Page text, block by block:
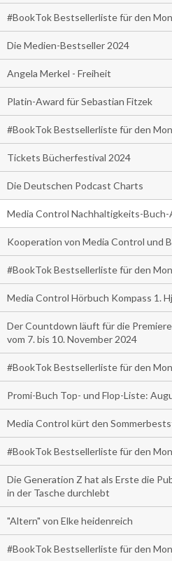
#BookTok Bestsellerliste für den
Die Medien-Bestseller 2024
Angela Merkel - Freiheit
Platin-Award für Sebastian Fitzek
#BookTok Bestsellerliste für den
Tickets Bücherfestival 2024
Die Deutschen Podcast Charts
Media Control Nachhaltigkeits-
Kooperation von Media Control und
#BookTok Bestsellerliste für den
Media Control Hörbuch Kompass 1.
Der Countdown läuft für die
vom 7. bis 10. November 2024
#BookTok Bestsellerliste für den
Promi-Buch Top- und Flop-Liste:
Media Control kürt den
#BookTok Bestsellerliste für den
Die Generation Z hat als Erste die
in der Tasche durchlebt
"Altern" von Elke heidenreich
#BookTok Bestsellerliste für den